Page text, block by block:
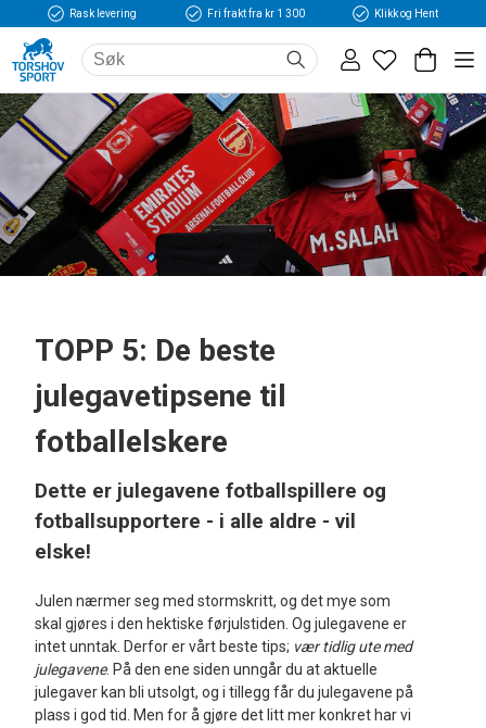
Rask levering Fri frakt fra kr 1 300 Klikk og Hent
TOPP 5: De beste
julegavetipsene til
fotballelskere
Dette er julegavene fotballspillere og
fotballsupportere - i alle aldre - vil
elske!
Julen nærmer seg med stormskritt, og det mye som
skal gjøres i den hektiske førjulstiden. Og julegavene er
intet unntak. Derfor er vårt beste tips; vær tidlig ute med
julegavene. På den ene siden unngår du at aktuelle
julegaver kan bli utsolgt, og i tillegg får du julegavene på
plass i god tid. Men for å gjøre det litt mer konkret har vi